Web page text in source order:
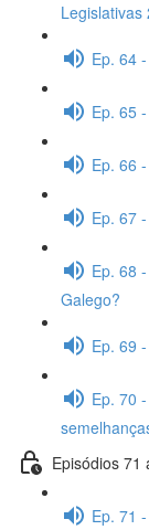
Legislativas
Ep. 64
Ep. 65
Ep. 66
Ep. 67
Ep. 68
Galego?
Ep. 69
Ep. 70
Episódios 71
Ep. 71